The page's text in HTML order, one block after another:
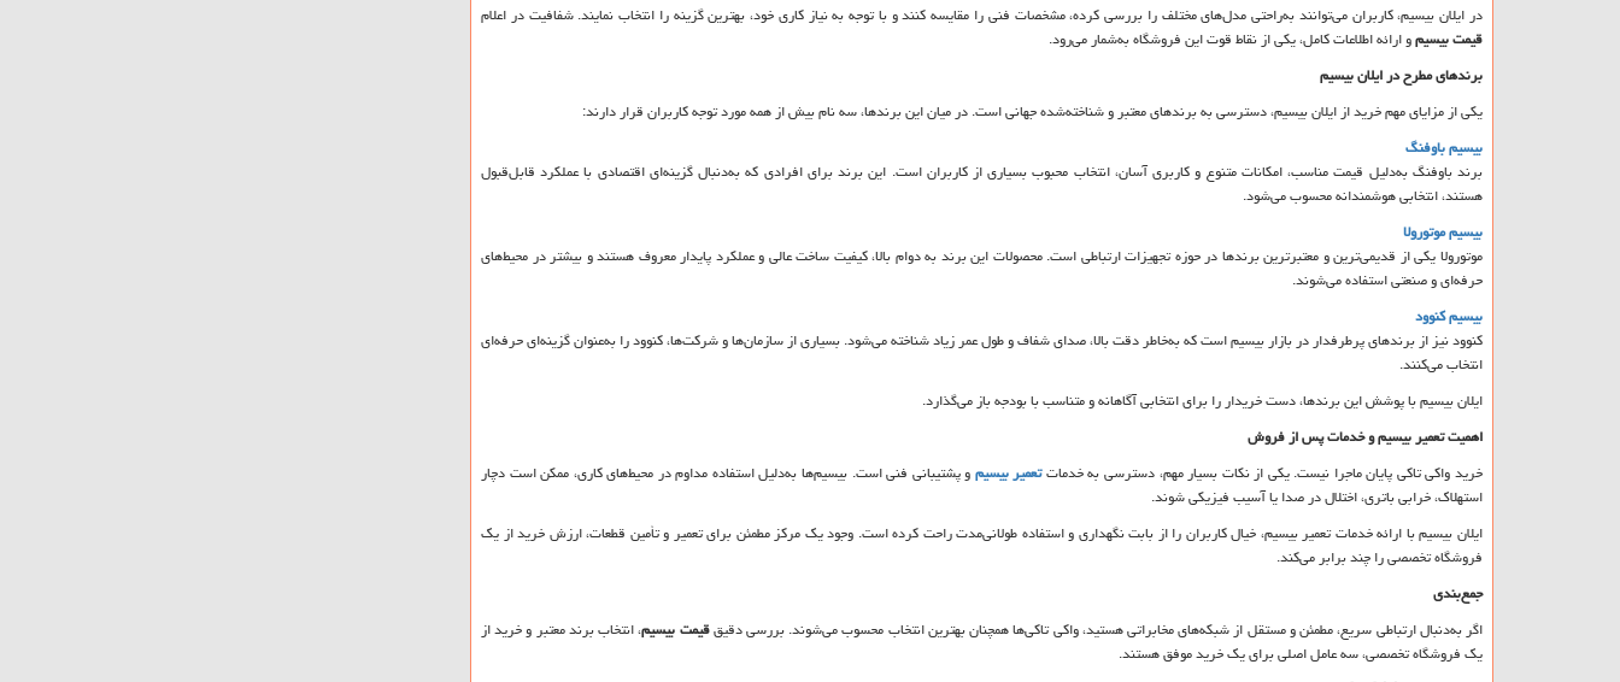
در ایلان بیسیم، کاربران می‌توانند به‌راحتی مدل‌های مختلف را بررسی کرده، مشخصات فنی را مقایسه کنند و با توجه به نیاز کاری خود، بهترین گزینه را انتخاب نمایند. شفافیت در اعلام
قیمت بیسیمو ارائه اطلاعات کامل، یکی از نقاط قوت این فروشگاه به‌شمار می‌رود.
برندهای مطرح در ایلان بیسیم
یکی از مزایای مهم خرید از ایلان بیسیم، دسترسی به برندهای معتبر و شناخته‌شده جهانی است. در میان این برندها، سه نام بیش از همه مورد توجه کاربران قرار دارند:
بیسیم باوفنگ
برند باوفنگ به‌دلیل قیمت مناسب، امکانات متنوع و کاربری آسان، انتخاب محبوب بسیاری از کاربران است. این برند برای افرادی که به‌دنبال گزینه‌ای اقتصادی با عملکرد قابل‌قبول
هستند، انتخابی هوشمندانه محسوب می‌شود.
بیسیم موتورولا
موتورولا یکی از قدیمی‌ترین و معتبرترین برندها در حوزه تجهیزات ارتباطی است. محصولات این برند به دوام بالا، کیفیت ساخت عالی و عملکرد پایدار معروف هستند و بیشتر در محیط‌های
حرفه‌ای و صنعتی استفاده می‌شوند.
بیسیم کنوود
کنوود نیز از برندهای پرطرفدار در بازار بیسیم است که به‌خاطر دقت بالا، صدای شفاف و طول عمر زیاد شناخته می‌شود. بسیاری از سازمان‌ها و شرکت‌ها، کنوود را به‌عنوان گزینه‌ای حرفه‌ای
انتخاب می‌کنند.
ایلان بیسیم با پوشش این برندها، دست خریدار را برای انتخابی آگاهانه و متناسب با بودجه باز می‌گذارد.
اهمیت تعمیر بیسیم و خدمات پس از فروش
خرید واکی تاکی پایان ماجرا نیست. یکی از نکات بسیار مهم، دسترسی به خدماتتعمیر بیسیمو پشتیبانی فنی است. بیسیم‌ها به‌دلیل استفاده مداوم در محیط‌های کاری، ممکن است دچار
استهلاک، خرابی باتری، اختلال در صدا یا آسیب فیزیکی شوند.
ایلان بیسیم با ارائه خدمات تعمیر بیسیم، خیال کاربران را از بابت نگهداری و استفاده طولانی‌مدت راحت کرده است. وجود یک مرکز مطمئن برای تعمیر و تأمین قطعات، ارزش خرید از یک
فروشگاه تخصصی را چند برابر می‌کند.
جمع‌بندی
اگر به‌دنبال ارتباطی سریع، مطمئن و مستقل از شبکه‌های مخابراتی هستید، واکی تاکی‌ها همچنان بهترین انتخاب محسوب می‌شوند. بررسی دقیققیمت بیسیم، انتخاب برند معتبر و خرید از
یک فروشگاه تخصصی، سه عامل اصلی برای یک خرید موفق هستند.